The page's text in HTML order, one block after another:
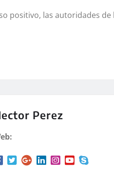
positivo, las autoridades
Perez